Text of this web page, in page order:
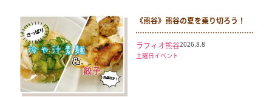
《熊谷》熊谷の夏を乗り切ろう！
ラフィオ熊谷2026.8.8
土曜日イベント